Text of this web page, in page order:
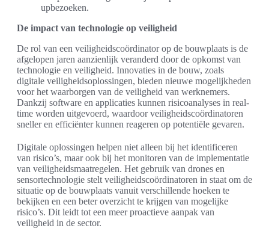
upbezoeken.
De impact van technologie op veiligheid
De rol van een veiligheidscoördinator op de bouwplaats is de
afgelopen jaren aanzienlijk veranderd door de opkomst van
technologie en veiligheid. Innovaties in de bouw, zoals
digitale veiligheidsoplossingen, bieden nieuwe mogelijkheden
voor het waarborgen van de veiligheid van werknemers.
Dankzij software en applicaties kunnen risicoanalyses in real-
time worden uitgevoerd, waardoor veiligheidscoördinatoren
sneller en efficiënter kunnen reageren op potentiële gevaren.
Digitale oplossingen helpen niet alleen bij het identificeren
van risico’s, maar ook bij het monitoren van de implementatie
van veiligheidsmaatregelen. Het gebruik van drones en
sensortechnologie stelt veiligheidscoördinatoren in staat om de
situatie op de bouwplaats vanuit verschillende hoeken te
bekijken en een beter overzicht te krijgen van mogelijke
risico’s. Dit leidt tot een meer proactieve aanpak van
veiligheid in de sector.